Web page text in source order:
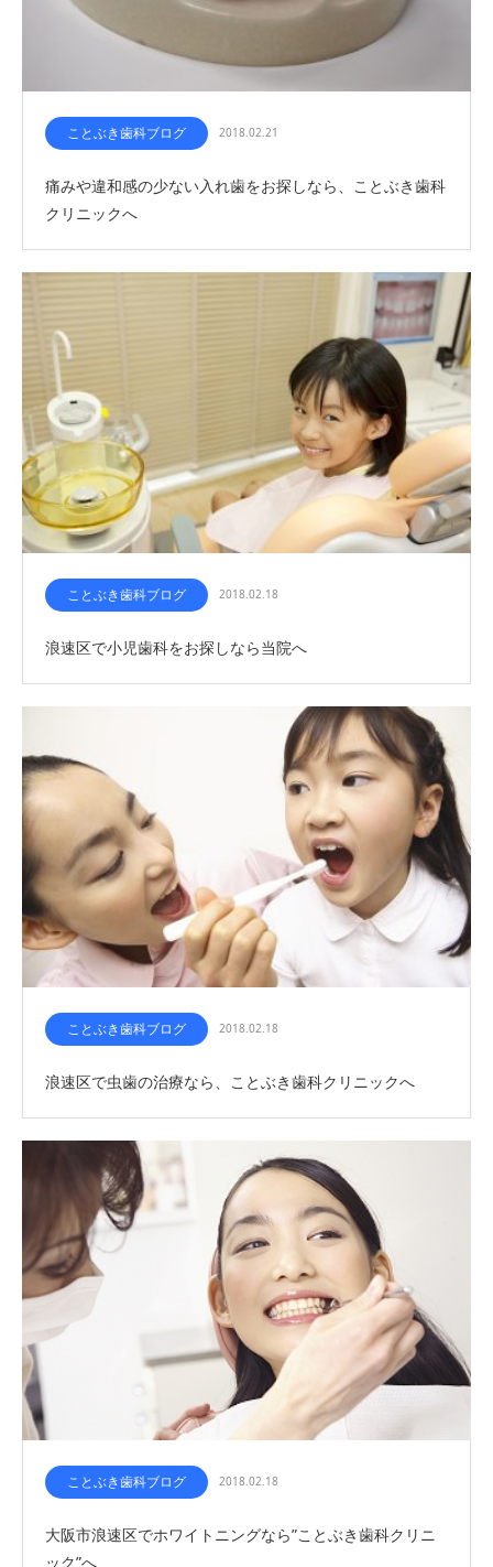
ことぶき歯科ブログ 2018.02.21
痛みや違和感の少ない入れ歯をお探しなら、ことぶき歯科
クリニックへ
ことぶき歯科ブログ 2018.02.18
浪速区で小児歯科をお探しなら当院へ
ことぶき歯科ブログ 2018.02.18
浪速区で虫歯の治療なら、ことぶき歯科クリニックへ
ことぶき歯科ブログ 2018.02.18
大阪市浪速区でホワイトニングなら”ことぶき歯科クリニ
ック”へ